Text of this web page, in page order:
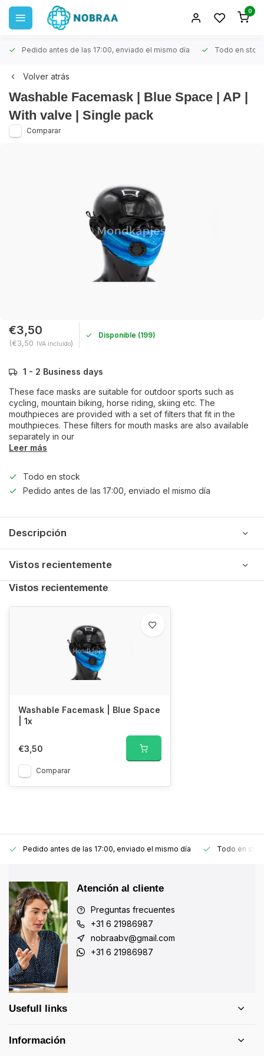
0
Pedido antes de las 17:00, enviado el mismo día Todo en
Volver atrás
Washable Facemask | Blue Space | AP |
With valve | Single pack
Comparar
€3,50
(€3,50 IVA incluido)
Disponible (199)
1 - 2 Business days
These face masks are suitable for outdoor sports such as
cycling, mountain biking, horse riding, skiing etc. The
mouthpieces are provided with a set of filters that fit in the
mouthpieces. These filters for mouth masks are also available
separately in our
Leer más
Todo en stock
Pedido antes de las 17:00, enviado el mismo día
Descripción
Vistos recientemente
Vistos recientemente
Washable Facemask | Blue Space
| 1x
€3,50
Comparar
Pedido antes de las 17:00, enviado el mismo día Todo en
Atención al cliente
Preguntas frecuentes
+31 6 21986987
nobraabv@gmail.com
+31 6 21986987
Usefull links
Información